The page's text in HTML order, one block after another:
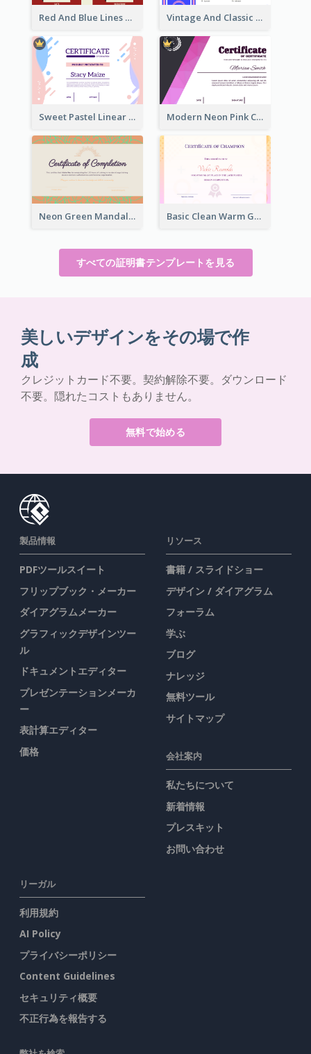
Red And Blue Lines And Badge Completion Certificate Vintage And Classic Vibrant Certificate Design Ideas
Sweet Pastel Linear Certificate Design Template Modern Neon Pink Color Certificate Design Idea
Neon Green Mandala Graphic Certificate Design Basic Clean Warm Gradient Design Certificate Of Winner
すべての証明書テンプレートを見る
美しいデザインをその場で作
成
クレジットカード不要。契約解除不要。ダウンロード
不要。隠れたコストもありません。
無料で始める
製品情報
PDFツールスイート
フリップブック・メーカー
ダイアグラムメーカー
グラフィックデザインツー
ル
ドキュメントエディター
プレゼンテーションメーカ
ー
表計算エディター
価格
リソース
書籍 / スライドショー
デザイン / ダイアグラム
フォーラム
学ぶ
ブログ
ナレッジ
無料ツール
サイトマップ
会社案内
私たちについて
新着情報
プレスキット
お問い合わせ
リーガル
利用規約
AI Policy
プライバシーポリシー
Content Guidelines
セキュリティ概要
不正行為を報告する